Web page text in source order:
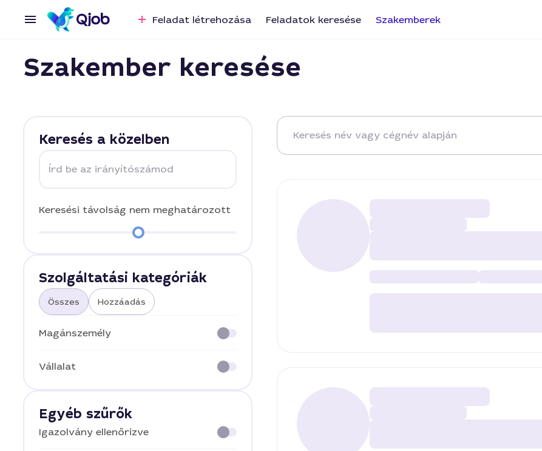
Feladat létrehozása Feladatok keresése Szakemberek
Szakember keresése
Keresés a közelben
Írd be az irányítószámod
Keresési távolság nem meghatározott
Szolgáltatási kategóriák
Összes Hozzáadás
Magánszemély
Vállalat
Egyéb szűrők
Igazolvány ellenőrizve